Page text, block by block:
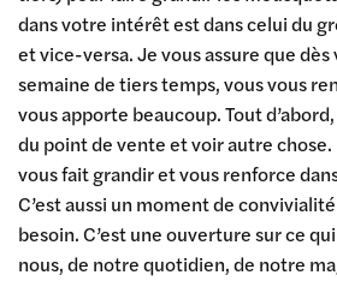
dans votre intérêt est dans celui du
et vice-versa. Je vous assure que
semaine de tiers temps, vous vous
vous apporte beaucoup. Tout
du point de vente et voir autre
vous fait grandir et vous renforce
C’est aussi un moment de
besoin. C’est une ouverture sur ce
nous, de notre quotidien, de notre